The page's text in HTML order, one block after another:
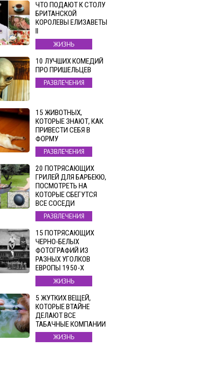
ЧТО ПОДАЮТ К СТОЛУ
БРИТАНСКОЙ
КОРОЛЕВЫ ЕЛИЗАВЕТЫ
ЖИЗНЬ
10 ЛУЧШИХ КОМЕДИЙ
ПРО ПРИШЕЛЬЦЕВ
РАЗВЛЕЧЕНИЯ
15 ЖИВОТНЫХ,
КОТОРЫЕ ЗНАЮТ, КАК
ПРИВЕСТИ СЕБЯ В
ФОРМУ
РАЗВЛЕЧЕНИЯ
20 ПОТРЯСАЮЩИХ
ГРИЛЕЙ ДЛЯ БАРБЕКЮ,
ПОСМОТРЕТЬ НА
КОТОРЫЕ СБЕГУТСЯ
ВСЕ СОСЕДИ
РАЗВЛЕЧЕНИЯ
15 ПОТРЯСАЮЩИХ
ЧЕРНО-БЕЛЫХ
ФОТОГРАФИЙ ИЗ
РАЗНЫХ УГОЛКОВ
ЕВРОПЫ 1950-Х
ЖИЗНЬ
5 ЖУТКИХ ВЕЩЕЙ,
КОТОРЫЕ ВТАЙНЕ
ДЕЛАЮТ ВСЕ
ТАБАЧНЫЕ КОМПАНИИ
ЖИЗНЬ